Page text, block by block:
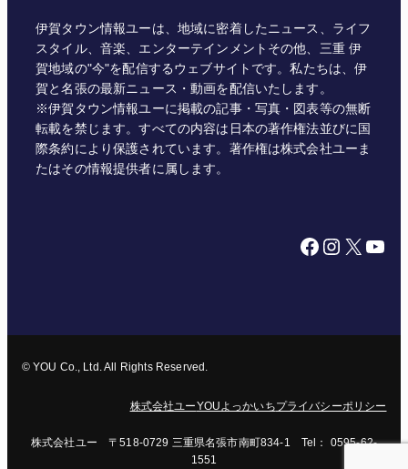
伊賀タウン情報ユーは、地域に密着したニュース、ライフ
スタイル、音楽、エンターテインメントその他、三重 伊
賀地域の"今"を配信するウェブサイトです。私たちは、伊
賀と名張の最新ニュース・動画を配信いたします。
※伊賀タウン情報ユーに掲載の記事・写真・図表等の無断
転載を禁じます。すべての内容は日本の著作権法並びに国
際条約により保護されています。著作権は株式会社ユーま
たはその情報提供者に属します。
Facebook Instagram X YouTube
© YOU Co., Ltd. All Rights Reserved.
株式会社ユーYOUよっかいちプライバシーポリシー
株式会社ユー 〒518-0729 三重県名張市南町834-1 Tel： 0595-62-
1551